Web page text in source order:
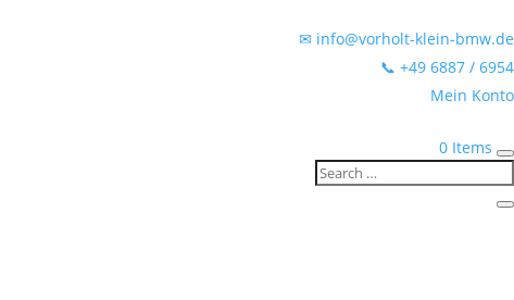
✉ info@vorholt-klein-bmw.de
📞 +49 6887 / 6954
Mein Konto
0 Items